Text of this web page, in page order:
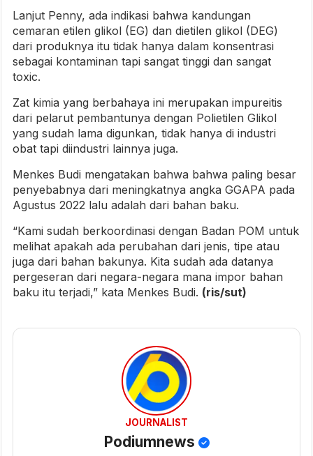
Lanjut Penny, ada indikasi bahwa kandungan
cemaran etilen glikol (EG) dan dietilen glikol (DEG)
dari produknya itu tidak hanya dalam konsentrasi
sebagai kontaminan tapi sangat tinggi dan sangat
toxic.
Zat kimia yang berbahaya ini merupakan impureitis
dari pelarut pembantunya dengan Polietilen Glikol
yang sudah lama digunkan, tidak hanya di industri
obat tapi diindustri lainnya juga.
Menkes Budi mengatakan bahwa bahwa paling besar
penyebabnya dari meningkatnya angka GGAPA pada
Agustus 2022 lalu adalah dari bahan baku.
“Kami sudah berkoordinasi dengan Badan POM untuk
melihat apakah ada perubahan dari jenis, tipe atau
juga dari bahan bakunya. Kita sudah ada datanya
pergeseran dari negara-negara mana impor bahan
baku itu terjadi,” kata Menkes Budi. (ris/sut)
JOURNALIST
Podiumnews